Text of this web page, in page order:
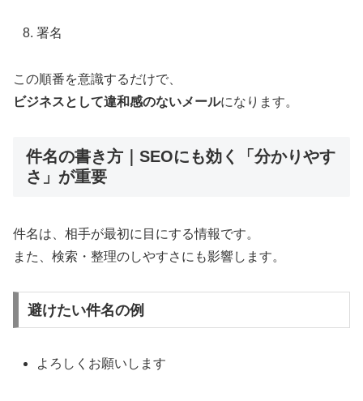
署名
この順番を意識するだけで、
ビジネスとして違和感のないメールになります。
件名の書き方｜SEOにも効く「分かりやす
さ」が重要
件名は、相手が最初に目にする情報です。
また、検索・整理のしやすさにも影響します。
避けたい件名の例
よろしくお願いします